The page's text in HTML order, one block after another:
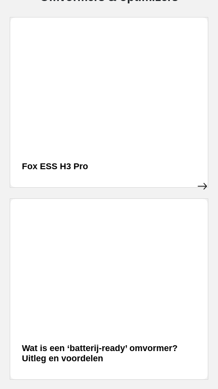
Fox ESS H3 Pro
Wat is een ‘batterij-ready’ omvormer?
Uitleg en voordelen